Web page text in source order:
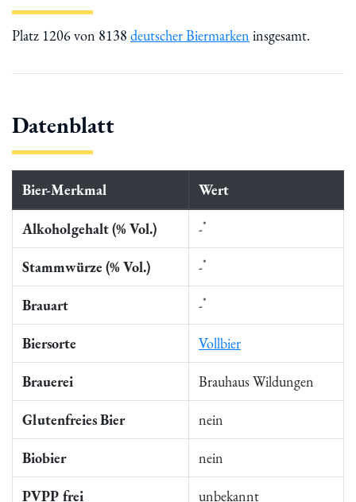
Platz 1206 von 8138 deutscher Biermarken insgesamt.
Datenblatt
Bier-Merkmal Wert
Alkoholgehalt (% Vol.) -*
Stammwürze (% Vol.) -*
Brauart -*
Biersorte Vollbier
Brauerei Brauhaus Wildungen
Glutenfreies Bier nein
Biobier nein
PVPP frei unbekannt